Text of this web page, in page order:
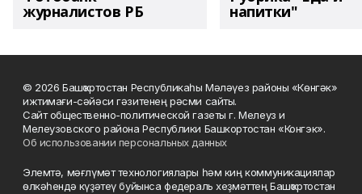
журналистов РБ напитки"
© 2026 Башҡортостан Республикаһы Мәләүез районы «Көнгәк»
ижтимағи-сәйәси гәзитенең рәсми сайты.
Сайт общественно-политической газеты г. Мелеуз и
Мелеузовского района Республики Башкортостан «Конгэк».
Об использовании персональных данных
Элемтә, мәғлүмәт технологиялары һәм киң коммуникациялар
өлкәһендә күҙәтеү буйынса федераль хеҙмәттең Башҡортостан